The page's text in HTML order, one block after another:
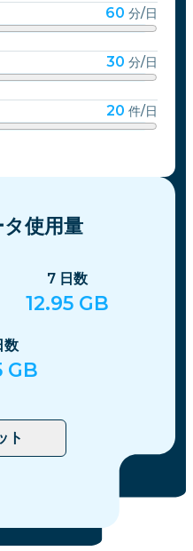
60 分/日
30 分/日
20 件/日
使用量
7 日数
12.95 GB
数
GB
ト